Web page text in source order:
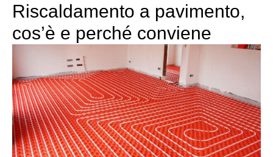
Riscaldamento a pavimento,
cos’è e perché conviene